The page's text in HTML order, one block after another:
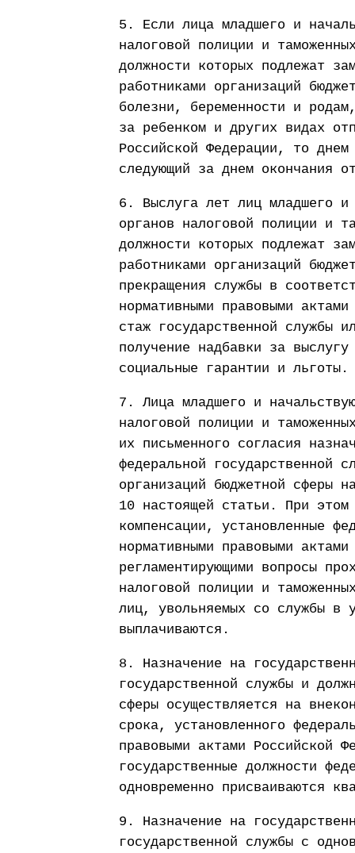
5. Если лица младшего и
налоговой полиции и
должности которых подлежат
работниками организаций
болезни, беременности и
за ребенком и других видах
Российской Федерации, то
следующий за днем окончания
6. Выслуга лет лиц младшего и
органов налоговой полиции и
должности которых подлежат
работниками организаций
прекращения службы в
нормативными правовыми
стаж государственной службы
получение надбавки за
социальные гарантии и льготы.
7. Лица младшего и
налоговой полиции и
их письменного согласия
федеральной государственной
организаций бюджетной сферы
10 настоящей статьи. При этом
компенсации, установленные
нормативными правовыми
регламентирующими вопросы
налоговой полиции и
лиц, увольняемых со службы в
выплачиваются.
8. Назначение на
государственной службы и
сферы осуществляется на
срока, установленного
правовыми актами Российской
государственные должности
одновременно присваиваются
9. Назначение на
государственной службы с